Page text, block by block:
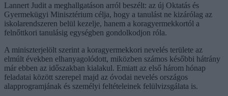
Lannert Judit a meghallgatáson arról beszélt: az új Oktatás és
Gyermekügyi Minisztérium célja, hogy a tanulást ne kizárólag az
iskolarendszeren belül kezelje, hanem a koragyermekkortól a
felnőttkori tanulásig egységben gondolkodjon róla.
A miniszterjelölt szerint a koragyermekkori nevelés területe az
elmúlt években elhanyagolódott, miközben számos későbbi hátrány
már ebben az időszakban kialakul. Emiatt az első három hónap
feladatai között szerepel majd az óvodai nevelés országos
alapprogramjának és személyi feltételeinek felülvizsgálata is.